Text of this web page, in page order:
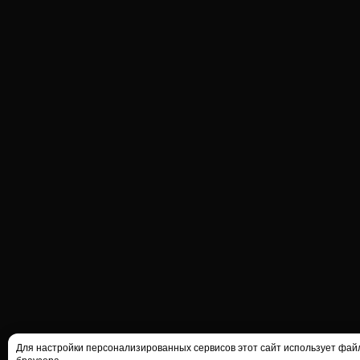
Для настройки персонализированных сервисов этот сайт использует